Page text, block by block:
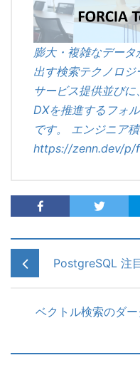
膨大・複雑なデー
出す検索テクノロジ
サービス提供並び
DXを推進するフォ
です。 エンジニア
https://zenn.dev/p/
PostgreSQL 注
ベクトル検索のダ